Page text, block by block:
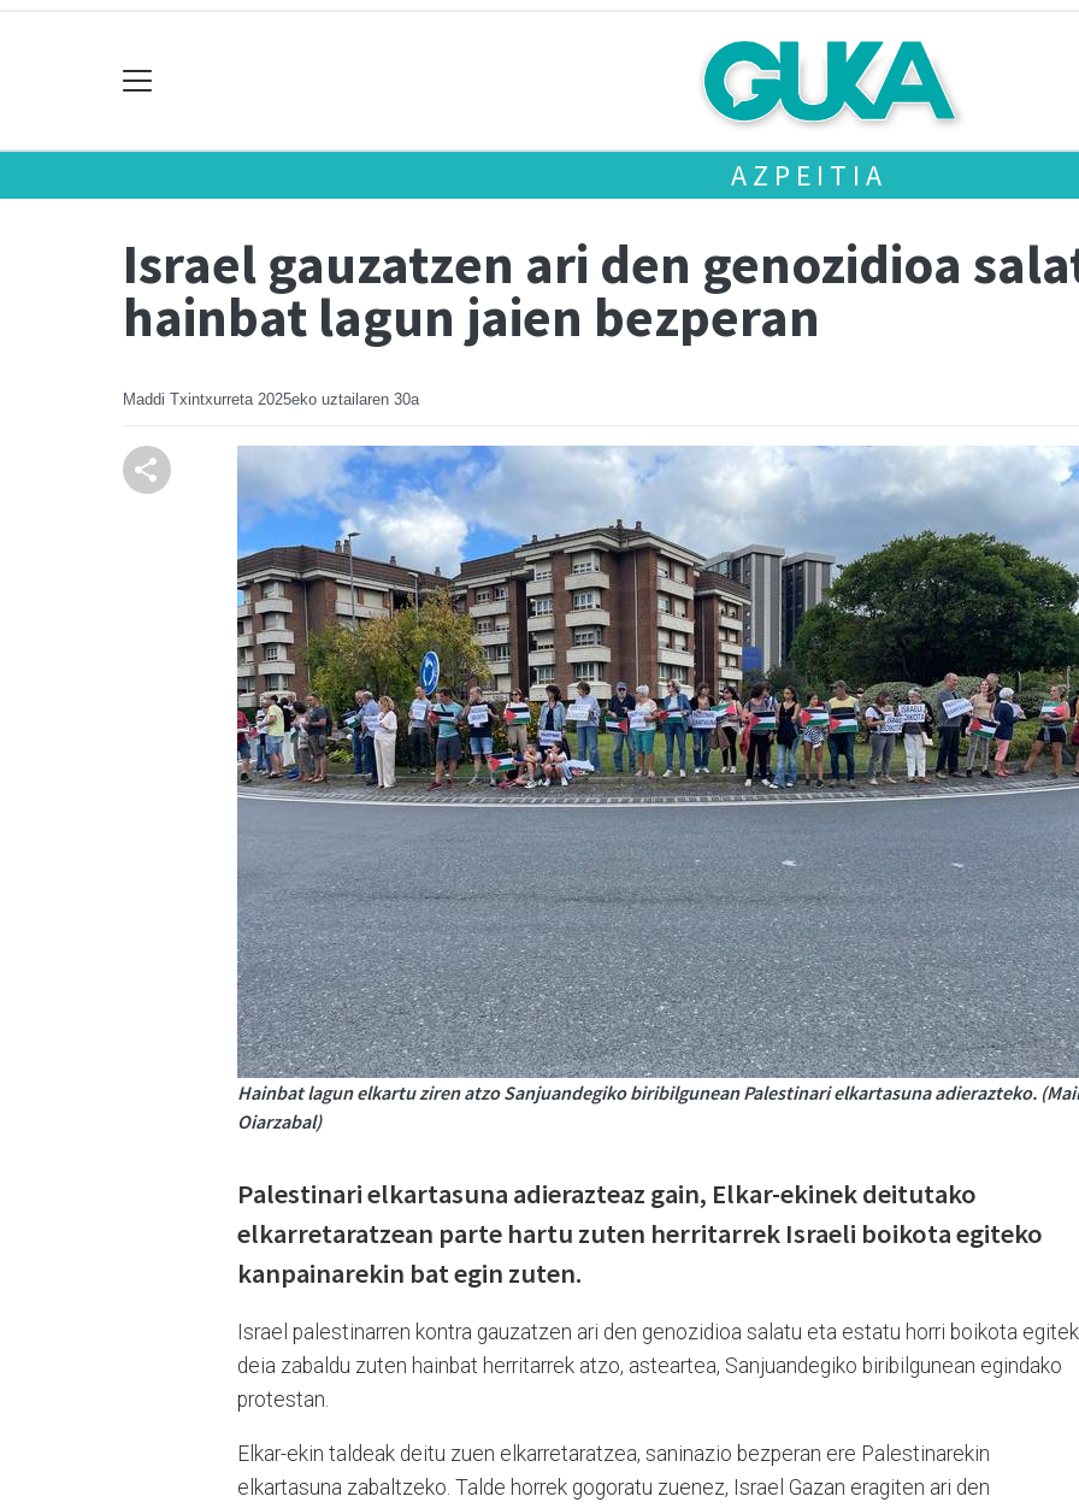
AZPEITIA
Israel gauzatzen ari den genozidioa
hainbat lagun jaien bezperan
Maddi Txintxurreta 2025eko uztailaren 30a
Hainbat lagun elkartu ziren atzo Sanjuandegiko biribilgunean Palestinari elkartasuna adierazteko.
Oiarzabal)
Palestinari elkartasuna adierazteaz gain, Elkar-ekinek deitutako
elkarretaratzean parte hartu zuten herritarrek Israeli boikota egiteko
kanpainarekin bat egin zuten.
Israel palestinarren kontra gauzatzen ari den genozidioa salatu eta estatu horri boikota
deia zabaldu zuten hainbat herritarrek atzo, asteartea, Sanjuandegiko biribilgunean egindako
protestan.
Elkar-ekin taldeak deitu zuen elkarretaratzea, saninazio bezperan ere Palestinarekin
elkartasuna zabaltzeko. Talde horrek gogoratu zuenez, Israel Gazan eragiten ari den